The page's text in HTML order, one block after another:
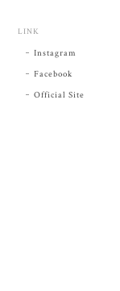
LINK
Instagram
Facebook
Official Site